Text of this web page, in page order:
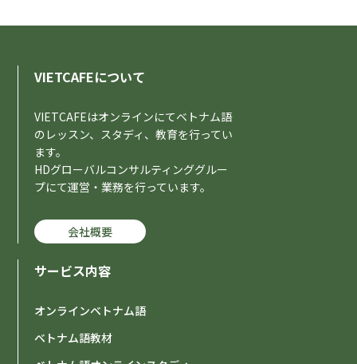
i
VIETCAFEについて
VIETCAFEはオンラインにてベトナム語
のレッスン、スタディ、教育を行ってい
ます。
HDグローバルコンサルティンググルー
プにて運営・業務を行っています。
会社概要
サービス内容
オンラインベトナム語
ベトナム語教材